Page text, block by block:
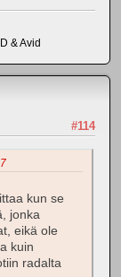
& Avid
#114
kun se
jonka
eikä ole
kuin
radalta